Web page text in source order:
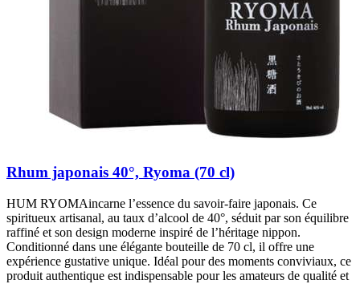
Rhum japonais 40°, Ryoma (70 cl)
HUM RYOMAincarne l’essence du savoir-faire japonais. Ce
spiritueux artisanal, au taux d’alcool de 40°, séduit par son équilibre
raffiné et son design moderne inspiré de l’héritage nippon.
Conditionné dans une élégante bouteille de 70 cl, il offre une
expérience gustative unique. Idéal pour des moments conviviaux, ce
produit authentique est indispensable pour les amateurs de qualité et